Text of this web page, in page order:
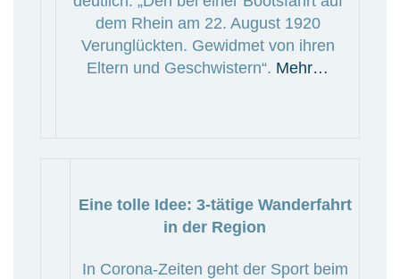
dem Rhein am 22. August 1920
Verunglückten. Gewidmet von ihren
Eltern und Geschwistern“. Mehr…
Eine tolle Idee: 3-tätige Wanderfahrt
in der Region
In Corona-Zeiten geht der Sport beim